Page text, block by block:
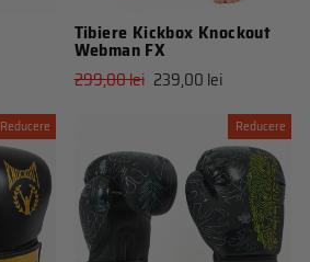
Tibiere Kickbox Knockout
Webman FX
Pret
299,00 lei Pret
239,00 lei
Reducere Reducere